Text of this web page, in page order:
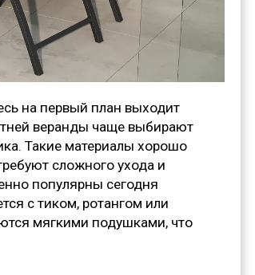
на первый план выходит
веранды чаще выбирают
Такие материалы хорошо
сложного ухода и
популярны сегодня
с тиком, ротангом или
мягкими подушками, что